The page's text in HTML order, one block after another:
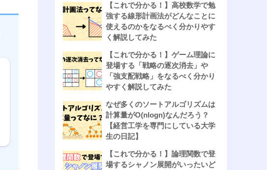
【これで分かる！】高校数学で勉
強する線形計画法がどんなことに
使えるのかをなるべく分かりやす
く解説してみた
【これで分かる！】ゲーム理論に
登場する「戦略の逐次消去」や
「強支配戦略」をなるべく分かり
やすく解説してみた
なぜ多くのソートアルゴリズムは
計算量がO(nlogn)なんだろう？
【経営工学を専門にしている大学
生の日記】
【これで分かる！】論理関数で登
場するシャノン展開がいったいど